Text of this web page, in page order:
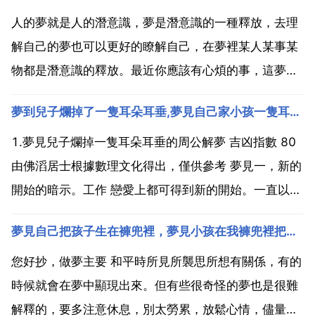
人的夢就是人的潛意識，夢是潛意識的一種釋放，去理
解自己的夢也可以更好的瞭解自己，在夢裡某人某事某
物都是潛意識的釋放。最近你應該有心煩的事，這夢是
耳朵揪掉是怎麼回事?表示將遇到麻煩隱私會被別人發
現 某些事會受到阻礙與小人發生糾紛需提高警惕 昨晚
夢見別人...
夢到兒子爛掉了一隻耳朵耳垂,夢見自己家小孩一隻耳朵掉了求解答
1.夢見兒子爛掉一隻耳朵耳垂的周公解夢 吉凶指數 80
由佛滔居士根據數理文化得出，僅供參考 夢見一，新的
開始的暗示。工作 戀愛上都可得到新的開始。一直以來
子，通常表示對孩子的擔心。夢見別人的耳朵，預示會
收到令人驚訝的訊息。夢見耳朵，表示你正在暗中觀
察...
夢見自己把孩子生在褲兜裡，夢見小孩在我褲兜裡把衛生紙掏出來了
您好抄，做夢主要 和平時所見所襲思所想有關係，有的
時候就會在夢中顯現出來。但有些很奇怪的夢也是很難
解釋的，要多注意休息，別太勞累，放鬆心情，儘量別